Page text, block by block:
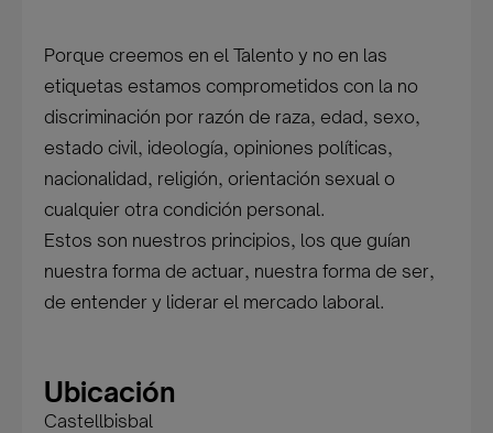
Porque creemos en el Talento y no en las
etiquetas estamos comprometidos con la no
discriminación por razón de raza, edad, sexo,
estado civil, ideología, opiniones políticas,
nacionalidad, religión, orientación sexual o
cualquier otra condición personal.
Estos son nuestros principios, los que guían
nuestra forma de actuar, nuestra forma de ser,
de entender y liderar el mercado laboral.
Ubicación
Castellbisbal